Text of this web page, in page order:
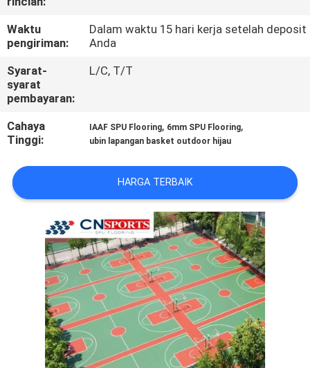
PERMINTAAN
PENAWARAN
SITEMAP
PRIVACY
POLICY
Waktu
pengiriman:
Dalam waktu 15 hari kerja setelah deposit
Anda
Syarat-
syarat
pembayaran:
L/C, T/T
Cahaya
Tinggi:
IAAF SPU Flooring, 6mm SPU Flooring,
ubin lapangan basket outdoor hijau
HARGA TERBAIK